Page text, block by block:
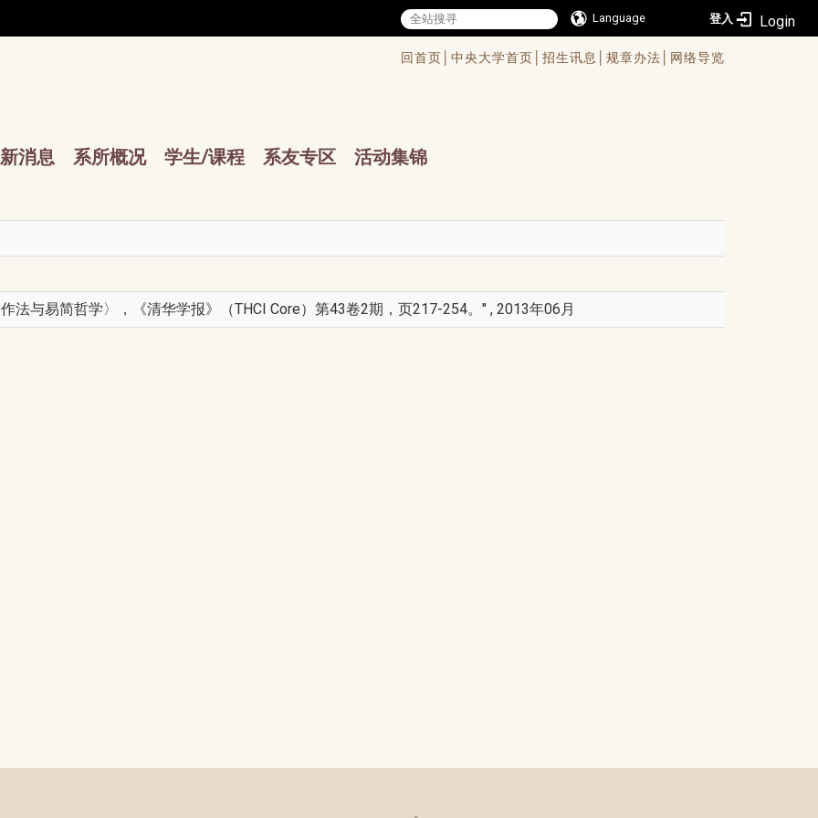
Language 登入
回首页│ 中央大学首页│ 招生讯息│ 规章办法│ 网络导览
消息 系所概况 学生/课程 系友专区 活动集锦
法与易简哲学〉，《清华学报》（THCI Core）第43卷2期，页217-254。" , 2013年06月